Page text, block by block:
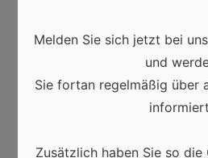
Klimaschutz – geht
Melden Sie sich jetzt bei
und
Sie fortan regelmäßig über
Zusätzlich haben Sie so die